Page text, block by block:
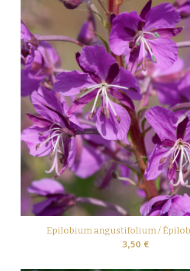
Epilobium angustifolium /
3,50 €